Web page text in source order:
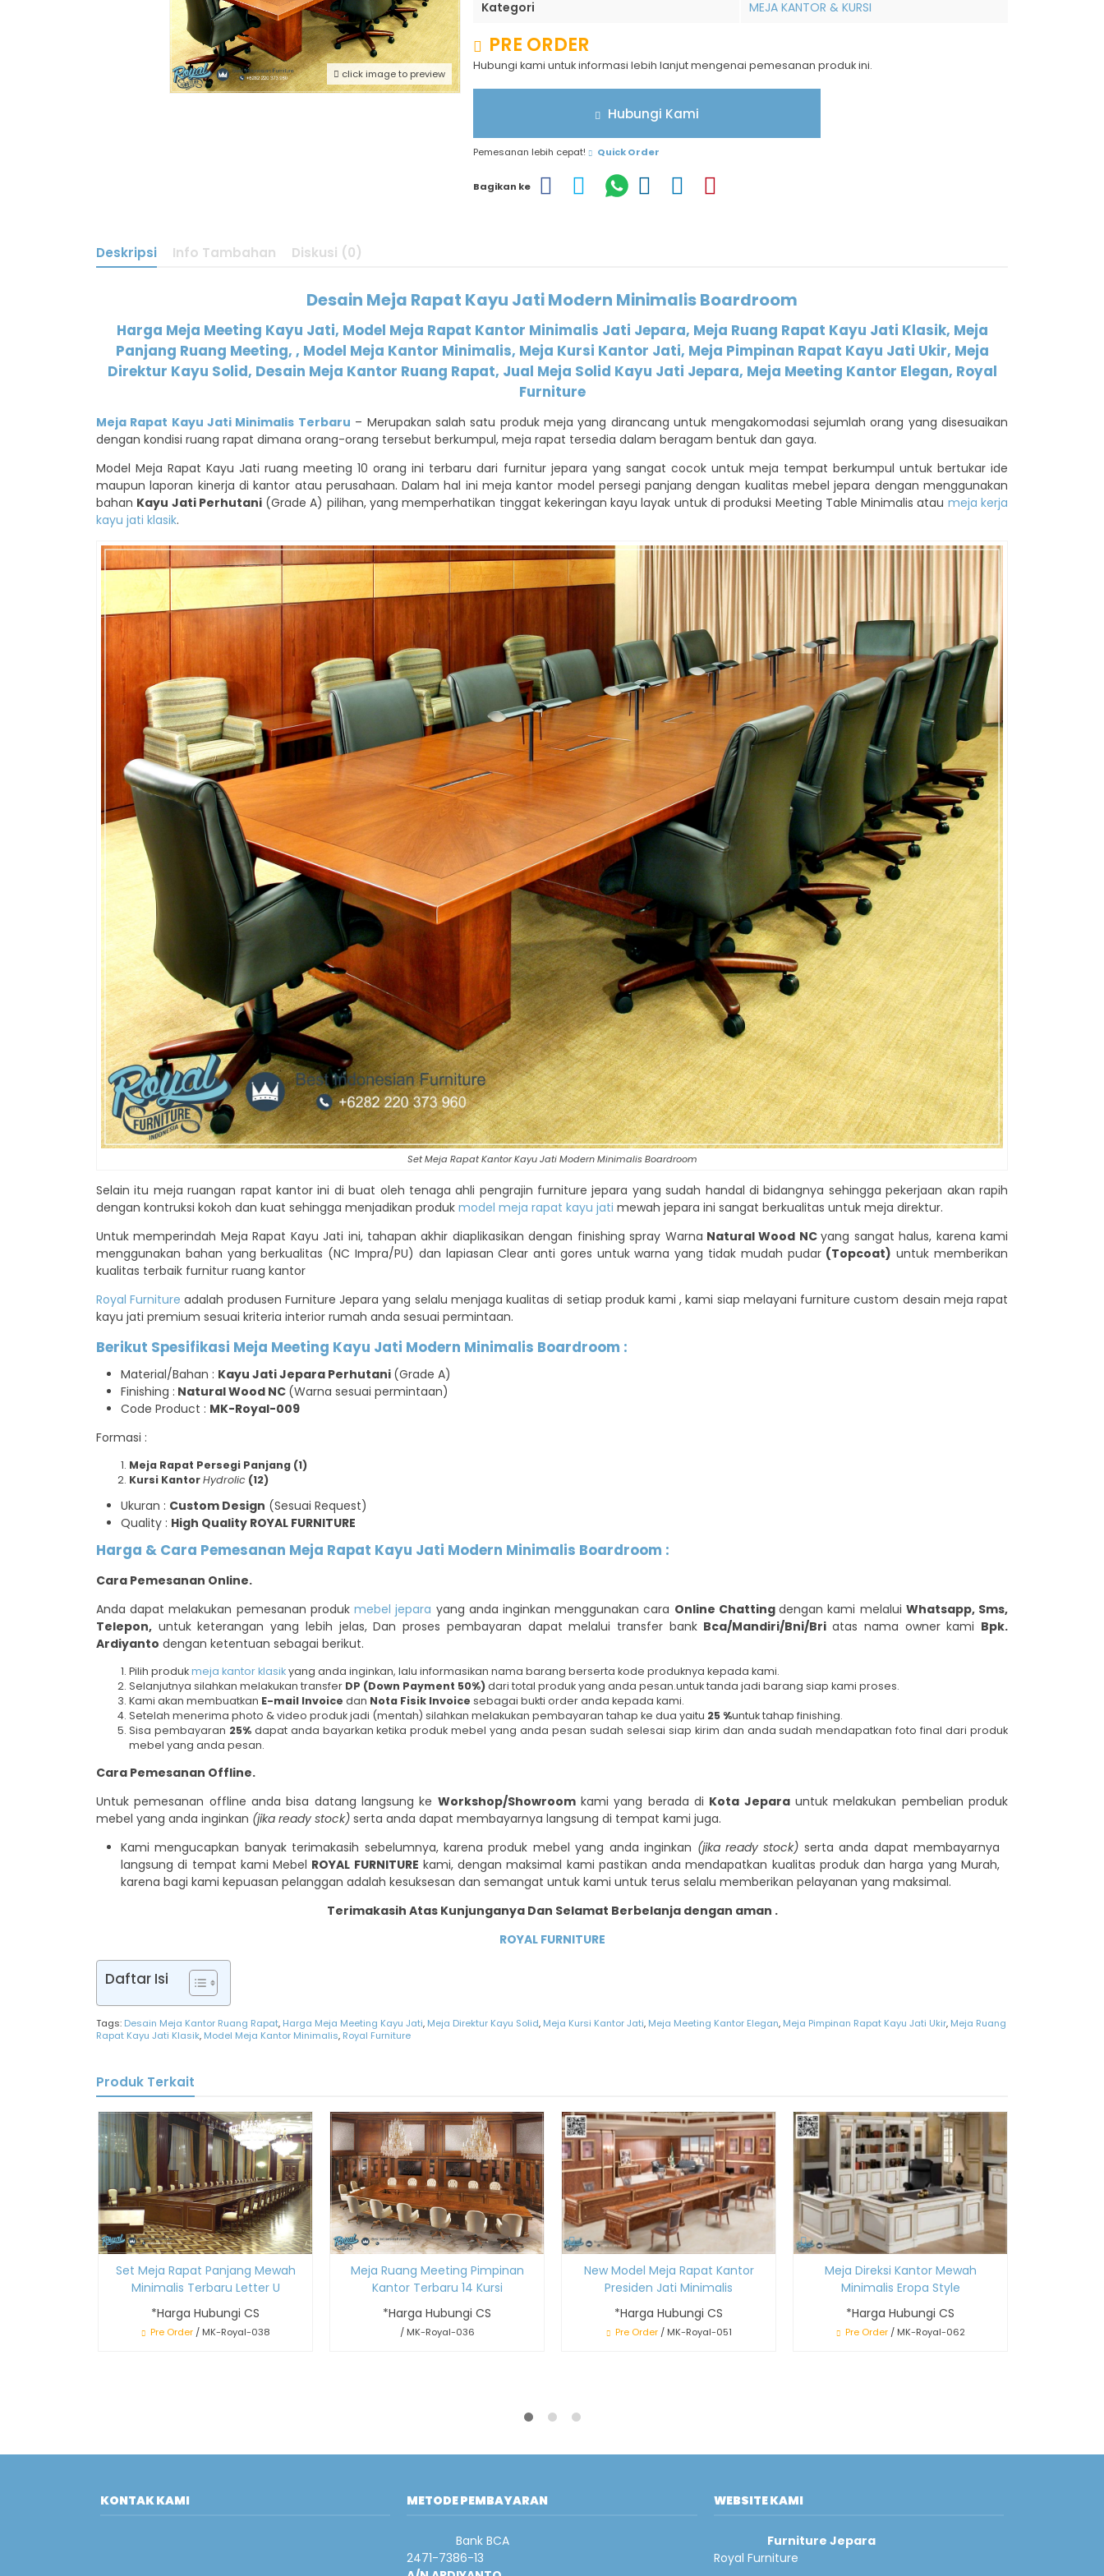
click image to preview
Kategori
MEJA KANTOR & KURSI
PRE ORDER
Hubungi kami untuk informasi lebih lanjut mengenai pemesanan produk ini.
Hubungi Kami
Pemesanan lebih cepat! Quick Order
Bagikan ke
Deskripsi Info Tambahan Diskusi (0)
Desain Meja Rapat Kayu Jati Modern Minimalis Boardroom
Harga Meja Meeting Kayu Jati, Model Meja Rapat Kantor Minimalis Jati Jepara, Meja Ruang Rapat Kayu Jati Klasik, Meja
Panjang Ruang Meeting, , Model Meja Kantor Minimalis, Meja Kursi Kantor Jati, Meja Pimpinan Rapat Kayu Jati Ukir, Meja
Direktur Kayu Solid, Desain Meja Kantor Ruang Rapat, Jual Meja Solid Kayu Jati Jepara, Meja Meeting Kantor Elegan, Royal
Furniture
Meja Rapat Kayu Jati Minimalis Terbaru – Merupakan salah satu produk meja yang dirancang untuk mengakomodasi sejumlah orang yang disesuaikan
dengan kondisi ruang rapat dimana orang-orang tersebut berkumpul, meja rapat tersedia dalam beragam bentuk dan gaya.
Model Meja Rapat Kayu Jati ruang meeting 10 orang ini terbaru dari furnitur jepara yang sangat cocok untuk meja tempat berkumpul untuk bertukar ide
maupun laporan kinerja di kantor atau perusahaan. Dalam hal ini meja kantor model persegi panjang dengan kualitas mebel jepara dengan menggunakan
bahan Kayu Jati Perhutani(Grade A) pilihan, yang memperhatikan tinggat kekeringan kayu layak untuk di produksi Meeting Table Minimalis atau meja kerja
kayu jati klasik.
Set Meja Rapat Kantor Kayu Jati Modern Minimalis Boardroom
Selain itu meja ruangan rapat kantor ini di buat oleh tenaga ahli pengrajin furniture jepara yang sudah handal di bidangnya sehingga pekerjaan akan rapih
dengan kontruksi kokoh dan kuat sehingga menjadikan produk model meja rapat kayu jati mewah jepara ini sangat berkualitas untuk meja direktur.
Untuk memperindah Meja Rapat Kayu Jati ini, tahapan akhir diaplikasikan dengan finishing spray Warna Natural Wood NCyang sangat halus, karena kami
menggunakan bahan yang berkualitas (NC Impra/PU) dan lapiasan Clear anti gores untuk warna yang tidak mudah pudar (Topcoat) untuk memberikan
kualitas terbaik furnitur ruang kantor
Royal Furniture adalah produsen Furniture Jepara yang selalu menjaga kualitas di setiap produk kami , kami siap melayani furniture custom desain meja rapat
kayu jati premium sesuai kriteria interior rumah anda sesuai permintaan.
Berikut Spesifikasi Meja Meeting Kayu Jati Modern Minimalis Boardroom :
Material/Bahan : Kayu Jati Jepara Perhutani (Grade A)
Finishing : Natural Wood NC (Warna sesuai permintaan)
Code Product : MK-Royal-009
Formasi :
Meja Rapat Persegi Panjang (1)
Kursi KantorHydrolic (12)
Ukuran : Custom Design (Sesuai Request)
Quality : High Quality ROYAL FURNITURE
Harga & Cara Pemesanan Meja Rapat Kayu Jati Modern Minimalis Boardroom :
Cara Pemesanan Online.
Anda dapat melakukan pemesanan produkmebel jepara yang anda inginkan menggunakan cara Online Chattingdengan kami melalui Whatsapp, Sms,
Telepon, untuk keterangan yang lebih jelas, Dan proses pembayaran dapat melalui transfer bank Bca/Mandiri/Bni/Briatas nama owner kami Bpk.
Ardiyanto dengan ketentuan sebagai berikut.
Pilih produkmeja kantor klasikyang anda inginkan, lalu informasikan nama barang berserta kode produknya kepada kami.
Selanjutnya silahkan melakukan transfer DP (Down Payment 50%)dari total produk yang anda pesan.untuk tanda jadi barang siap kami proses.
Kami akan membuatkan E-mail Invoice dan Nota Fisik Invoice sebagai bukti order anda kepada kami.
Setelah menerima photo & video produk jadi (mentah) silahkan melakukan pembayaran tahap ke dua yaitu 25 %untuk tahap finishing.
Sisa pembayaran 25% dapat anda bayarkan ketika produk mebel yang anda pesan sudah selesai siap kirim dan anda sudah mendapatkan foto final dari produk
mebel yang anda pesan.
Cara Pemesanan Offline.
Untuk pemesanan offline anda bisa datang langsung ke Workshop/Showroomkami yang berada di Kota Jeparauntuk melakukan pembelian produk
mebel yang anda inginkan (jika ready stock) serta anda dapat membayarnya langsung di tempat kami juga.
Kami mengucapkan banyak terimakasih sebelumnya, karena produk mebel yang anda inginkan (jika ready stock) serta anda dapat membayarnya
langsung di tempat kami Mebel ROYAL FURNITURE kami, dengan maksimal kami pastikan anda mendapatkan kualitas produk dan harga yang Murah,
karena bagi kami kepuasan pelanggan adalah kesuksesan dan semangat untuk kami untuk terus selalu memberikan pelayanan yang maksimal.
Terimakasih Atas Kunjunganya Dan Selamat Berbelanja dengan aman .
ROYAL FURNITURE
Daftar Isi
Tags: Desain Meja Kantor Ruang Rapat, Harga Meja Meeting Kayu Jati, Meja Direktur Kayu Solid, Meja Kursi Kantor Jati, Meja Meeting Kantor Elegan, Meja Pimpinan Rapat Kayu Jati Ukir, Meja Ruang
Rapat Kayu Jati Klasik, Model Meja Kantor Minimalis, Royal Furniture
Produk Terkait
Set Meja Rapat Panjang Mewah
Minimalis Terbaru Letter U
*Harga Hubungi CS
Pre Order/ MK-Royal-038
Meja Ruang Meeting Pimpinan
Kantor Terbaru 14 Kursi
*Harga Hubungi CS
/ MK-Royal-036
New Model Meja Rapat Kantor
Presiden Jati Minimalis
*Harga Hubungi CS
Pre Order/ MK-Royal-051
Meja Direksi Kantor Mewah
Minimalis Eropa Style
*Harga Hubungi CS
Pre Order/ MK-Royal-062
KONTAK KAMI METODE PEMBAYARAN
Bank BCA
2471-7386-13
WEBSITE KAMI
Furniture Jepara
Royal Furniture